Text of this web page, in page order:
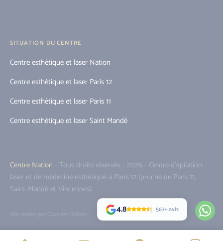
SITUATION DU CENTRE
Centre esthétique et laser Nation
Centre esthétique et laser Paris 12
Centre esthétique et laser Paris 11
Centre esthétique et laser Saint Mandé
Centre Nation - Tous droits réservés - 2026 - Centre d'épilation
laser et de médecine esthétique à Paris 12 (proche de Paris 11,
Saint-Mandé et Vincennes).
4.8 567+ avis